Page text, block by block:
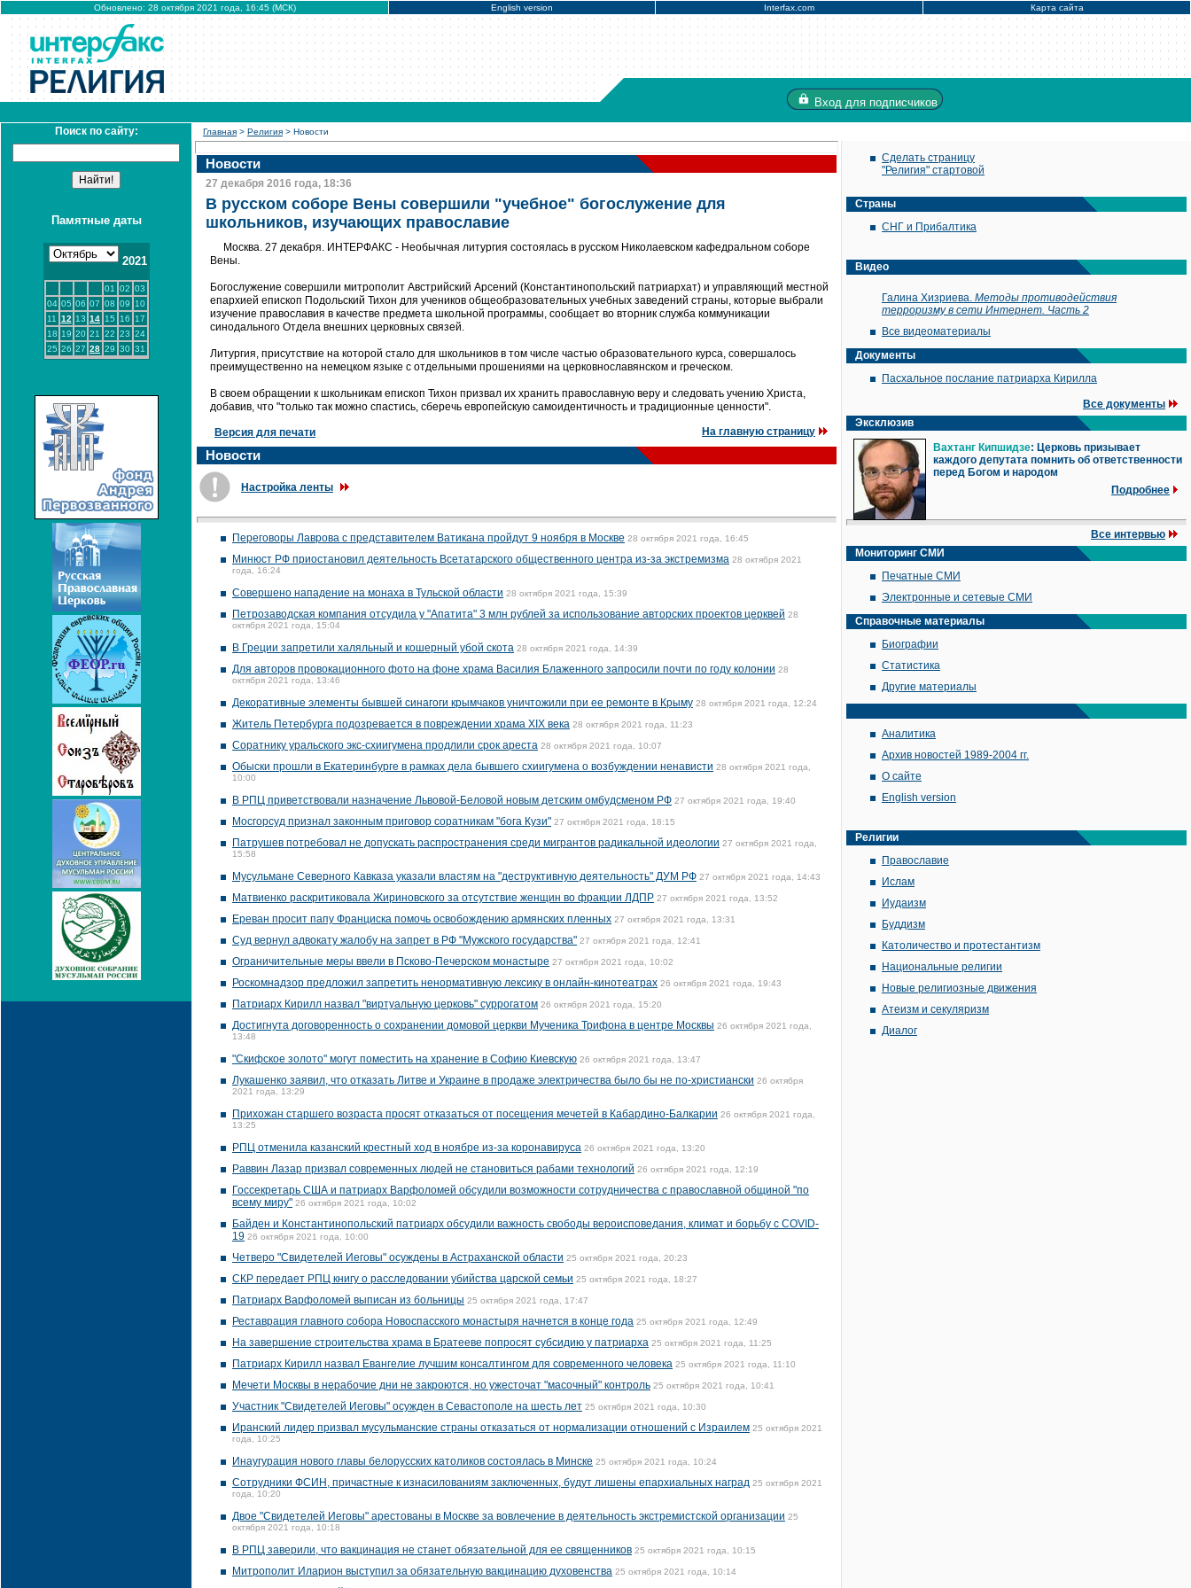
Обновлено: 28 октября 2021 года, 16:45 (МСК) English version Interfax.com Карта сайта
Вход для подписчиков
Поиск по сайту:
Памятные даты
2021
01 02 03
04 05 06 07 08 09
10
11
12 13 14 15 16
17
18 19 20 21 22 23 24
25 26 27 28 29 30 31
Главная > Религия > Новости
Новости
27 декабря 2016 года, 18:36
В русском соборе Вены совершили "учебное" богослужение для
школьников, изучающих православие
Москва. 27 декабря. ИНТЕРФАКС - Необычная литургия состоялась в русском Николаевском кафедральном соборе
Вены.
Богослужение совершили митрополит Австрийский Арсений (Константинопольский патриархат) и управляющий местной
епархией епископ Подольский Тихон для учеников общеобразовательных учебных заведений страны, которые выбрали
изучение православия в качестве предмета школьной программы, сообщает во вторник служба коммуникации
синодального Отдела внешних церковных связей.
Литургия, присутствие на которой стало для школьников в том числе частью образовательного курса, совершалось
преимущественно на немецком языке с отдельными прошениями на церковнославянском и греческом.
В своем обращении к школьникам епископ Тихон призвал их хранить православную веру и следовать учению Христа,
добавив, что "только так можно спастись, сберечь европейскую самоидентичность и традиционные ценности".
Версия для печати На главную страницу
Новости
Настройка ленты
Переговоры Лаврова с представителем Ватикана пройдут 9 ноября в Москве 28 октября 2021 года, 16:45
Минюст РФ приостановил деятельность Всетатарского общественного центра из-за экстремизма 28 октября 2021
года, 16:24
Совершено нападение на монаха в Тульской области 28 октября 2021 года, 15:39
Петрозаводская компания отсудила у "Апатита" 3 млн рублей за использование авторских проектов церквей 28
октября 2021 года, 15:04
В Греции запретили халяльный и кошерный убой скота 28 октября 2021 года, 14:39
Для авторов провокационного фото на фоне храма Василия Блаженного запросили почти по году колонии 28
октября 2021 года, 13:46
Декоративные элементы бывшей синагоги крымчаков уничтожили при ее ремонте в Крыму 28 октября 2021 года, 12:24
Житель Петербурга подозревается в повреждении храма XIX века 28 октября 2021 года, 11:23
Соратнику уральского экс-схиигумена продлили срок ареста 28 октября 2021 года, 10:07
Обыски прошли в Екатеринбурге в рамках дела бывшего схиигумена о возбуждении ненависти 28 октября 2021 года,
10:00
В РПЦ приветствовали назначение Львовой-Беловой новым детским омбудсменом РФ 27 октября 2021 года, 19:40
Мосгорсуд признал законным приговор соратникам "бога Кузи" 27 октября 2021 года, 18:15
Патрушев потребовал не допускать распространения среди мигрантов радикальной идеологии 27 октября 2021 года,
15:58
Мусульмане Северного Кавказа указали властям на "деструктивную деятельность" ДУМ РФ 27 октября 2021 года, 14:43
Матвиенко раскритиковала Жириновского за отсутствие женщин во фракции ЛДПР 27 октября 2021 года, 13:52
Ереван просит папу Франциска помочь освобождению армянских пленных 27 октября 2021 года, 13:31
Суд вернул адвокату жалобу на запрет в РФ "Мужского государства" 27 октября 2021 года, 12:41
Ограничительные меры ввели в Псково-Печерском монастыре 27 октября 2021 года, 10:02
Роскомнадзор предложил запретить ненормативную лексику в онлайн-кинотеатрах 26 октября 2021 года, 19:43
Патриарх Кирилл назвал "виртуальную церковь" суррогатом 26 октября 2021 года, 15:20
Достигнута договоренность о сохранении домовой церкви Мученика Трифона в центре Москвы 26 октября 2021 года,
13:48
"Скифское золото" могут поместить на хранение в Софию Киевскую 26 октября 2021 года, 13:47
Лукашенко заявил, что отказать Литве и Украине в продаже электричества было бы не по-христиански 26 октября
2021 года, 13:29
Прихожан старшего возраста просят отказаться от посещения мечетей в Кабардино-Балкарии 26 октября 2021 года,
13:25
РПЦ отменила казанский крестный ход в ноябре из-за коронавируса 26 октября 2021 года, 13:20
Раввин Лазар призвал современных людей не становиться рабами технологий 26 октября 2021 года, 12:19
Госсекретарь США и патриарх Варфоломей обсудили возможности сотрудничества с православной общиной "по
всему миру" 26 октября 2021 года, 10:02
Байден и Константинопольский патриарх обсудили важность свободы вероисповедания, климат и борьбу с COVID-
19 26 октября 2021 года, 10:00
Четверо "Свидетелей Иеговы" осуждены в Астраханской области 25 октября 2021 года, 20:23
СКР передает РПЦ книгу о расследовании убийства царской семьи 25 октября 2021 года, 18:27
Патриарх Варфоломей выписан из больницы 25 октября 2021 года, 17:47
Реставрация главного собора Новоспасского монастыря начнется в конце года 25 октября 2021 года, 12:49
На завершение строительства храма в Братееве попросят субсидию у патриарха 25 октября 2021 года, 11:25
Патриарх Кирилл назвал Евангелие лучшим консалтингом для современного человека 25 октября 2021 года, 11:10
Мечети Москвы в нерабочие дни не закроются, но ужесточат "масочный" контроль 25 октября 2021 года, 10:41
Участник "Свидетелей Иеговы" осужден в Севастополе на шесть лет 25 октября 2021 года, 10:30
Иранский лидер призвал мусульманские страны отказаться от нормализации отношений с Израилем 25 октября 2021
года, 10:25
Инаугурация нового главы белорусских католиков состоялась в Минске 25 октября 2021 года, 10:24
Сотрудники ФСИН, причастные к изнасилованиям заключенных, будут лишены епархиальных наград 25 октября 2021
года, 10:20
Двое "Свидетелей Иеговы" арестованы в Москве за вовлечение в деятельность экстремистской организации 25
октября 2021 года, 10:18
В РПЦ заверили, что вакцинация не станет обязательной для ее священников 25 октября 2021 года, 10:15
Митрополит Иларион выступил за обязательную вакцинацию духовенства 25 октября 2021 года, 10:14
Сделать страницу
"Религия" стартовой
Страны
СНГ и Прибалтика
Видео
Галина Хизриева. Методы противодействия
терроризму в сети Интернет. Часть 2
Все видеоматериалы
Документы
Пасхальное послание патриарха Кирилла
Все документы
Эксклюзив
Вахтанг Кипшидзе: Церковь призывает
каждого депутата помнить об ответственности
перед Богом и народом
Подробнее
Все интервью
Мониторинг СМИ
Печатные СМИ
Электронные и сетевые СМИ
Справочные материалы
Биографии
Статистика
Другие материалы
Аналитика
Архив новостей 1989-2004 гг.
О сайте
English version
Религии
Православие
Ислам
Иудаизм
Буддизм
Католичество и протестантизм
Национальные религии
Новые религиозные движения
Атеизм и секуляризм
Диалог